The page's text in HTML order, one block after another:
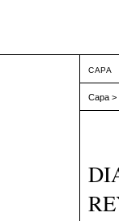
CAPA
Capa >